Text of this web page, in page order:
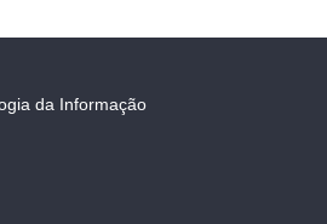
da Informação